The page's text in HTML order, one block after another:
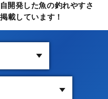
開発した魚の釣れやすさ
載しています！